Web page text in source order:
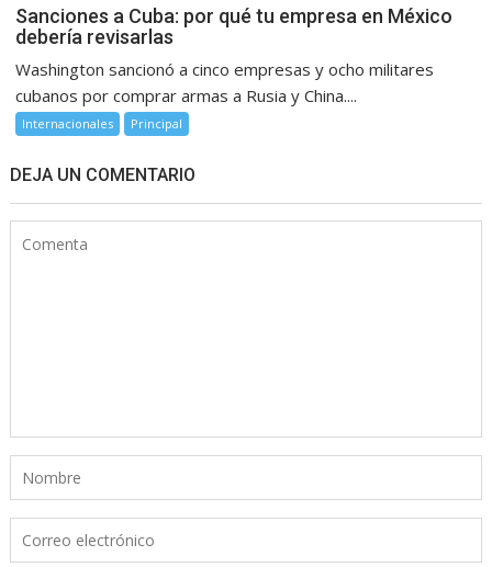
Sanciones a Cuba: por qué tu empresa en México
debería revisarlas
Washington sancionó a cinco empresas y ocho militares
cubanos por comprar armas a Rusia y China....
Internacionales Principal
DEJA UN COMENTARIO